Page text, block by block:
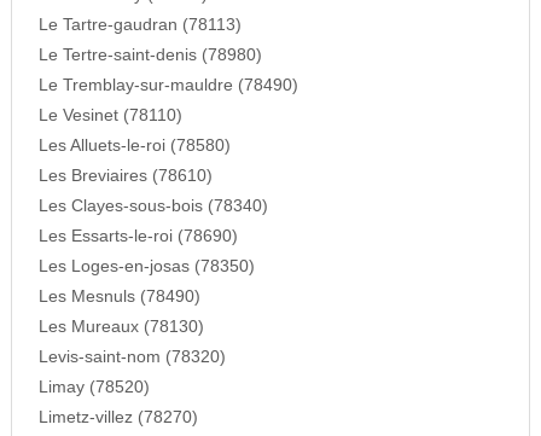
Le Tartre-gaudran (78113)
Le Tertre-saint-denis (78980)
Le Tremblay-sur-mauldre (78490)
Le Vesinet (78110)
Les Alluets-le-roi (78580)
Les Breviaires (78610)
Les Clayes-sous-bois (78340)
Les Essarts-le-roi (78690)
Les Loges-en-josas (78350)
Les Mesnuls (78490)
Les Mureaux (78130)
Levis-saint-nom (78320)
Limay (78520)
Limetz-villez (78270)